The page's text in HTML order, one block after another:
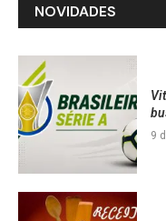
NOVIDADES
9